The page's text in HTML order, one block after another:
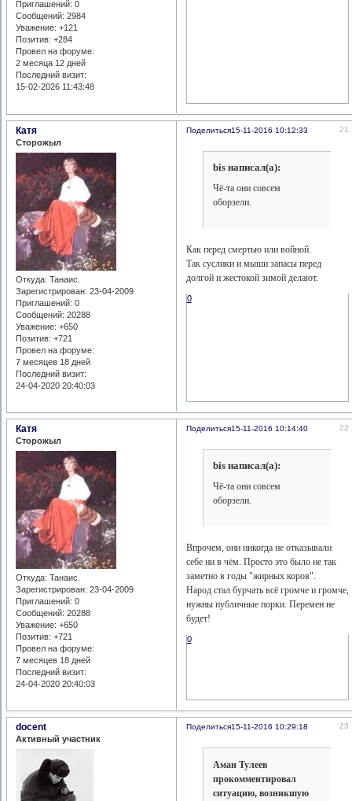
Приглашений: 0
Сообщений: 2984
Уважение: +121
Позитив: +284
Провел на форуме:
2 месяца 12 дней
Последний визит:
15-02-2026 11:43:48
Поделиться 21
15-11-2016 10:12:33
Катя
Сторожыл
Откуда: Танаис.
Зарегистрирован: 23-04-2009
Приглашений: 0
Сообщений: 20288
Уважение: +650
Позитив: +721
Провел на форуме:
7 месяцев 18 дней
Последний визит:
24-04-2020 20:40:03
bis написал(а):
Чё-та они совсем
оборзели.
Как перед смертью или войной.
Так суслики и мыши запасы перед
долгой и жестокой зимой делают.
0
Поделиться 22
15-11-2016 10:14:40
Катя
Сторожыл
Откуда: Танаис.
Зарегистрирован: 23-04-2009
Приглашений: 0
Сообщений: 20288
Уважение: +650
Позитив: +721
Провел на форуме:
7 месяцев 18 дней
Последний визит:
24-04-2020 20:40:03
bis написал(а):
Чё-та они совсем
оборзели.
Впрочем, они никогда не отказывали
себе ни в чём. Просто это было не так
заметно в годы "жирных коров".
Народ стал бурчать всё громче и громче,
нужны публичные порки. Перемен не
будет!
0
Поделиться 23
15-11-2016 10:29:18
docent
Активный участник
Аман Тулеев
прокомментировал
ситуацию, возникшую